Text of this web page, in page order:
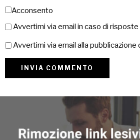
Acconsento
Avvertimi via email in caso di
Avvertimi via email alla pubblicazione